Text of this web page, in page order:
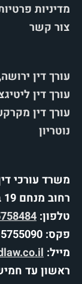
מדיניות
צור קשר
עורך דין
עורך דין
עורך דין
נוטריון
משרד עורכי
רחוב מנחם 19 בני ברק, 5140006
טלפון:
פקס: 03-5755090
מייל:
ראשון עד חמישי 9:00-